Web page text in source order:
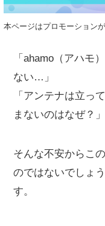
本ページはプロモーション
「ahamo（アハモ
ない…」
「アンテナは立っ
まないのはなぜ？」
そんな不安からこ
のではないでしょ
す。